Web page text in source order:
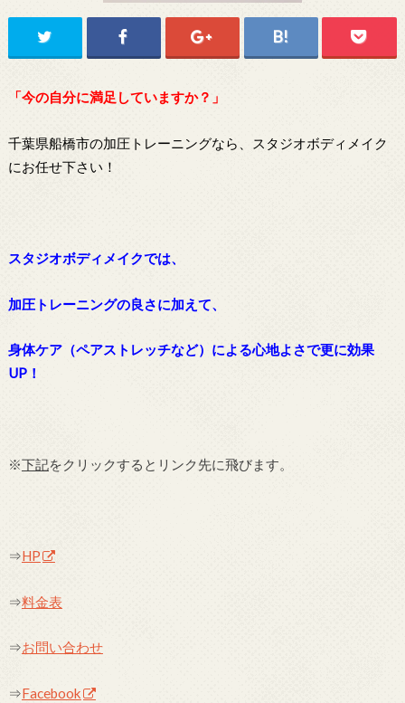
「今の自分に満足していますか？」
千葉県船橋市の加圧トレーニングなら、スタジオボディメイク
にお任せ下さい！
スタジオボディメイクでは、
加圧トレーニングの良さに加えて、
身体ケア（ペアストレッチなど）による心地よさで更に効果
UP！
※下記をクリックするとリンク先に飛びます。
⇒HP
⇒料金表
⇒お問い合わせ
⇒Facebook